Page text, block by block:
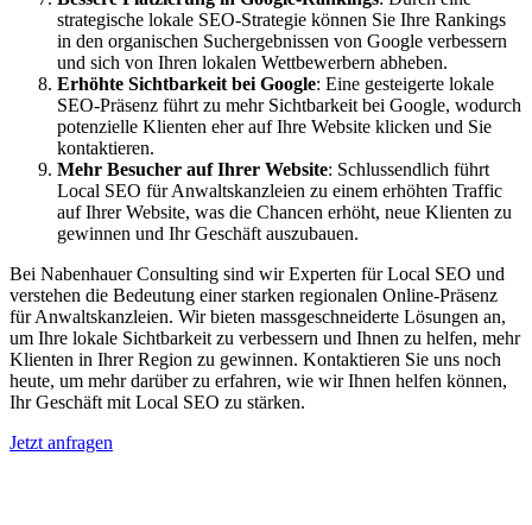
strategische lokale SEO-Strategie können Sie Ihre Rankings
in den organischen Suchergebnissen von Google verbessern
und sich von Ihren lokalen Wettbewerbern abheben.
Erhöhte Sichtbarkeit bei Google: Eine gesteigerte lokale
SEO-Präsenz führt zu mehr Sichtbarkeit bei Google, wodurch
potenzielle Klienten eher auf Ihre Website klicken und Sie
kontaktieren.
Mehr Besucher auf Ihrer Website: Schlussendlich führt
Local SEO für Anwaltskanzleien zu einem erhöhten Traffic
auf Ihrer Website, was die Chancen erhöht, neue Klienten zu
gewinnen und Ihr Geschäft auszubauen.
Bei Nabenhauer Consulting sind wir Experten für Local SEO und
verstehen die Bedeutung einer starken regionalen Online-Präsenz
für Anwaltskanzleien. Wir bieten massgeschneiderte Lösungen an,
um Ihre lokale Sichtbarkeit zu verbessern und Ihnen zu helfen, mehr
Klienten in Ihrer Region zu gewinnen. Kontaktieren Sie uns noch
heute, um mehr darüber zu erfahren, wie wir Ihnen helfen können,
Ihr Geschäft mit Local SEO zu stärken.
Jetzt anfragen